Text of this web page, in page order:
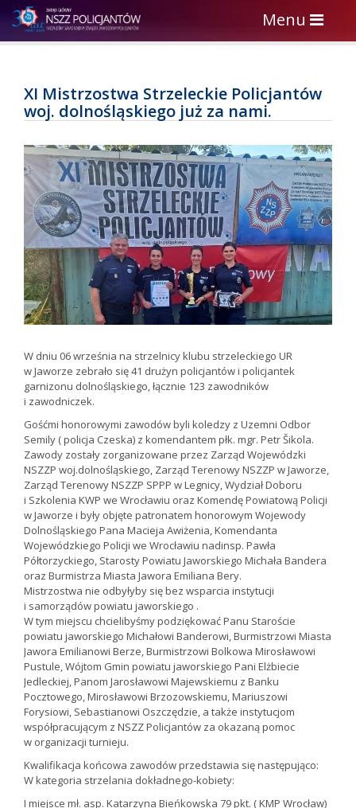
Toggle
navigation
Menu
XI Mistrzostwa Strzeleckie Policjantów
woj. dolnośląskiego już za nami.
W dniu 06 września na strzelnicy klubu strzeleckiego UR
w Jaworze zebrało się 41 drużyn policjantów i policjantek
garnizonu dolnośląskiego, łącznie 123 zawodników
i zawodniczek.
Gośćmi honorowymi zawodów byli koledzy z Uzemni Odbor
Semily ( policja Czeska) z komendantem płk. mgr. Petr Šikola.
Zawody zostały zorganizowane przez Zarząd Wojewódzki
NSZZP woj.dolnośląskiego, Zarząd Terenowy NSZZP w Jaworze,
Zarząd Terenowy NSZZP SPPP w Legnicy, Wydział Doboru
i Szkolenia KWP we Wrocławiu oraz Komendę Powiatową Policji
w Jaworze i były objęte patronatem honorowym Wojewody
Dolnośląskiego Pana Macieja Awiżenia, Komendanta
Wojewódzkiego Policji we Wrocławiu nadinsp. Pawła
Półtorzyckiego, Starosty Powiatu Jaworskiego Michała Bandera
oraz Burmistrza Miasta Jawora Emiliana Bery.
Mistrzostwa nie odbyłyby się bez wsparcia instytucji
i samorządów powiatu jaworskiego .
W tym miejscu chcielibyśmy podziękować Panu Staroście
powiatu jaworskiego Michałowi Banderowi, Burmistrzowi Miasta
Jawora Emilianowi Berze, Burmistrzowi Bolkowa Mirosławowi
Pustule, Wójtom Gmin powiatu jaworskiego Pani Elżbiecie
Jedleckiej, Panom Jarosławowi Majewskiemu z Banku
Pocztowego, Mirosławowi Brzozowskiemu, Mariuszowi
Forysiowi, Sebastianowi Oszczędzie, a także instytucjom
współpracującym z NSZZ Policjantów za okazaną pomoc
w organizacji turnieju.
Kwalifikacja końcowa zawodów przedstawia się następująco:
W kategoria strzelania dokładnego-kobiety:
I miejsce mł. asp. Katarzyna Bieńkowska 79 pkt. ( KMP Wrocław)